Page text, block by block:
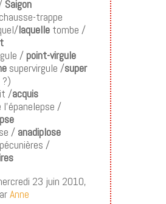
Saigon
trappe
laquelletombe /
/ point-virgule
supervirgule /super
/acquis
l’épanelepse /
/ anadiplose
/
23 juin 2010,
Anne